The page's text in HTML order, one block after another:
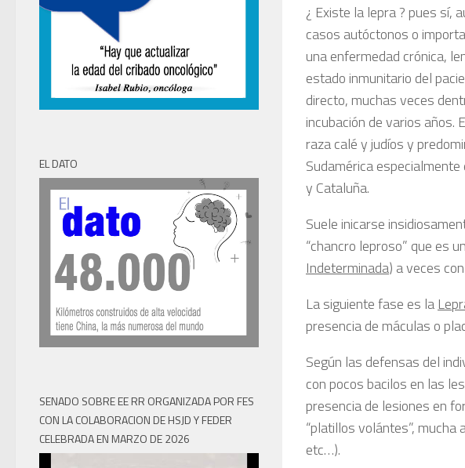
¿ Existe la lepra ? pues sí,
casos autóctonos o
una enfermedad crónica,
estado inmunitario del
directo, muchas veces
incubación de varios años.
raza calé y judíos y
Sudamérica
y Cataluña.
Suele inicarse
“chancro leproso” que es
Indeterminada) a veces
La siguiente fase es la
presencia de máculas o
Según las defensas del
con pocos bacilos en las
presencia de lesiones en
“platillos volántes”,
etc…).
EL DATO
SENADO SOBRE EE RR ORGANIZADA POR FES
CON LA COLABORACION DE HSJD Y FEDER
CELEBRADA EN MARZO DE 2026